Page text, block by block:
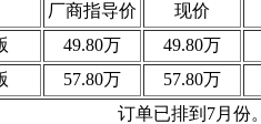
厂商指导价 现价
49.80万 49.80万
57.80万 57.80万
订单已排到7月份。